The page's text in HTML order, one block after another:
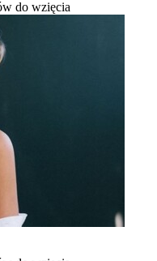
do wzięcia